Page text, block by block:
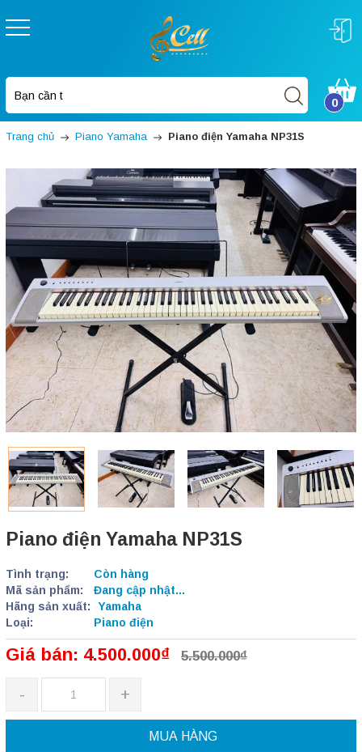
0
Trang chủ Piano Yamaha Piano điện Yamaha NP31S
Piano điện Yamaha NP31S
Tình trạng:
Còn hàng
Mã sản phẩm:
Đang cập nhật...
Hãng sản xuất:
Yamaha
Loại:
Piano điện
Giá bán: 4.500.000₫ 5.500.000₫
- +
MUA HÀNG